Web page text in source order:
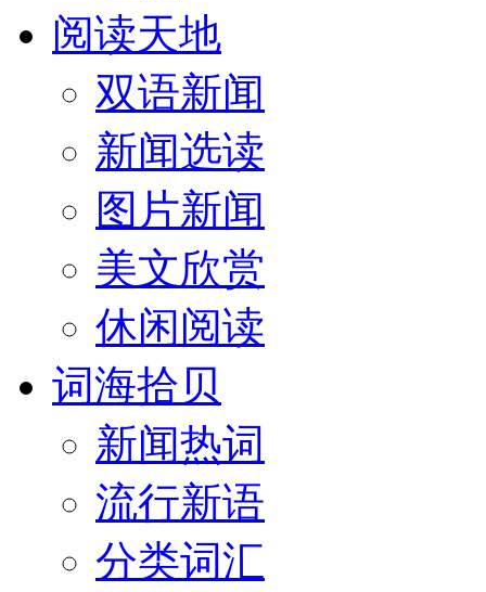
阅读天地
双语新闻
新闻选读
图片新闻
美文欣赏
休闲阅读
词海拾贝
新闻热词
流行新语
分类词汇